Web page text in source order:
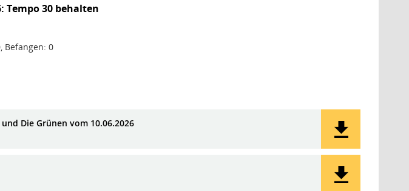
Tempo 30 behalten
Befangen: 0
Die Grünen vom 10.06.2026